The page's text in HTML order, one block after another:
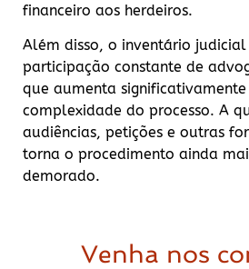
financeiro aos herdeiros.
Além disso, o inventário judicial
participação constante de
que aumenta significativamente
complexidade do processo. A
audiências, petições e outras
torna o procedimento ainda
demorado.
Venha nos